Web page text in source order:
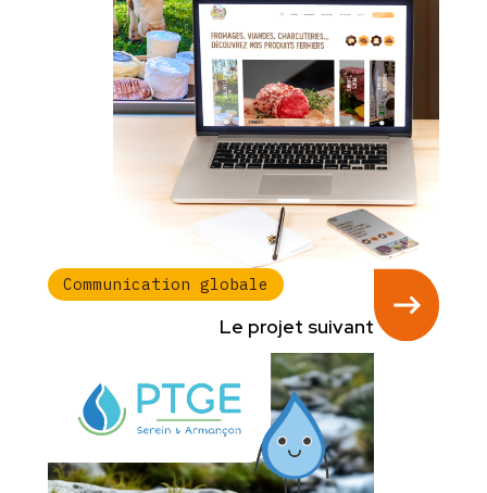
Communication globale
Le projet suivant